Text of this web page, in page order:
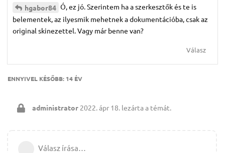
hgabor84 Ó, ez jó. Szerintem ha a szerkesztők és te is
belementek, az ilyesmik mehetnek a dokumentációba, csak az
original skinezettel. Vagy már benne van?
Válasz
ENNYIVEL KÉSŐBB: 14 ÉV
administrator 2022. ápr 18. lezárta a témát.
Válasz írása…